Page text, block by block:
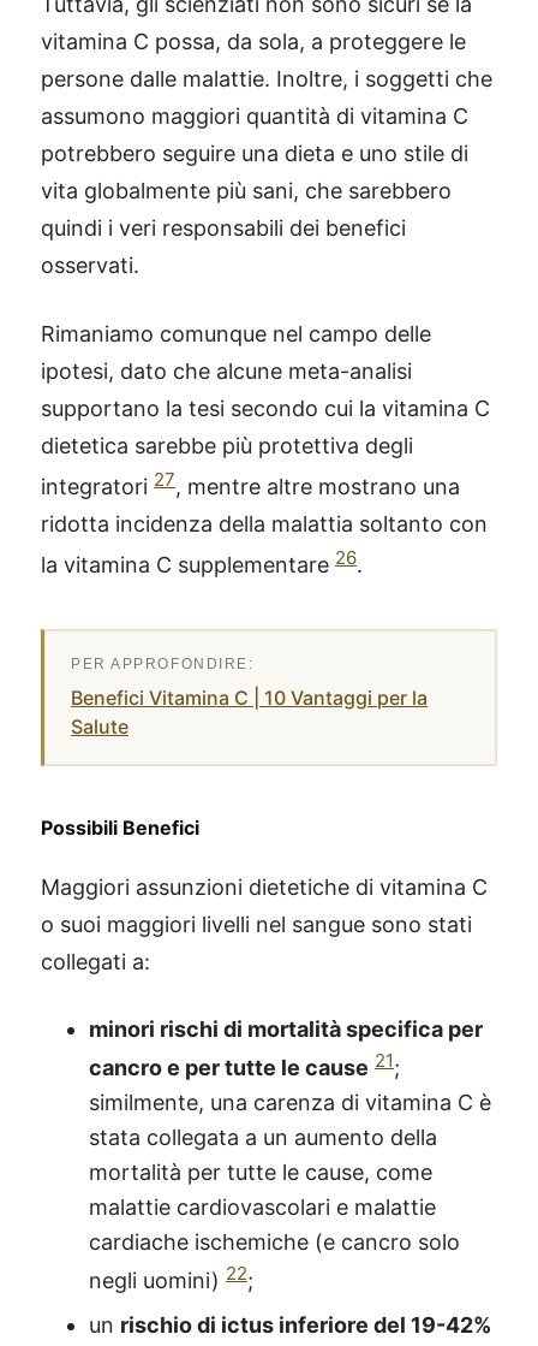
vitamina C possa, da sola, a proteggere le
persone dalle malattie. Inoltre, i soggetti che
assumono maggiori quantità di vitamina C
potrebbero seguire una dieta e uno stile di
vita globalmente più sani, che sarebbero
quindi i veri responsabili dei benefici
osservati.
Rimaniamo comunque nel campo delle
ipotesi, dato che alcune meta-analisi
supportano la tesi secondo cui la vitamina C
dietetica sarebbe più protettiva degli
integratori 27, mentre altre mostrano una
ridotta incidenza della malattia soltanto con
la vitamina C supplementare 26.
Benefici Vitamina C | 10 Vantaggi per la
Salute
Possibili Benefici
Maggiori assunzioni dietetiche di vitamina C
o suoi maggiori livelli nel sangue sono stati
collegati a:
minori rischi di mortalità specifica per
cancro e per tutte le cause 21;
similmente, una carenza di vitamina C è
stata collegata a un aumento della
mortalità per tutte le cause, come
malattie cardiovascolari e malattie
cardiache ischemiche (e cancro solo
negli uomini) 22;
un rischio di ictus inferiore del 19-42%